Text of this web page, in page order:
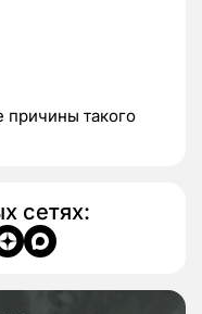
причины такого
сетях: